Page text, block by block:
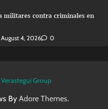
militares contra criminales en
August 4, 2026 0
Verastegui Group
By Adore Themes.